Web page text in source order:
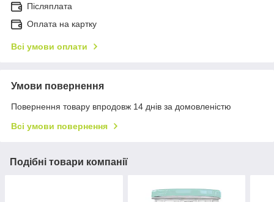
Післяплата
Оплата на картку
Всі умови оплати
Умови повернення
Повернення товару впродовж 14 днів за домовленістю
Всі умови повернення
Подібні товари компанії